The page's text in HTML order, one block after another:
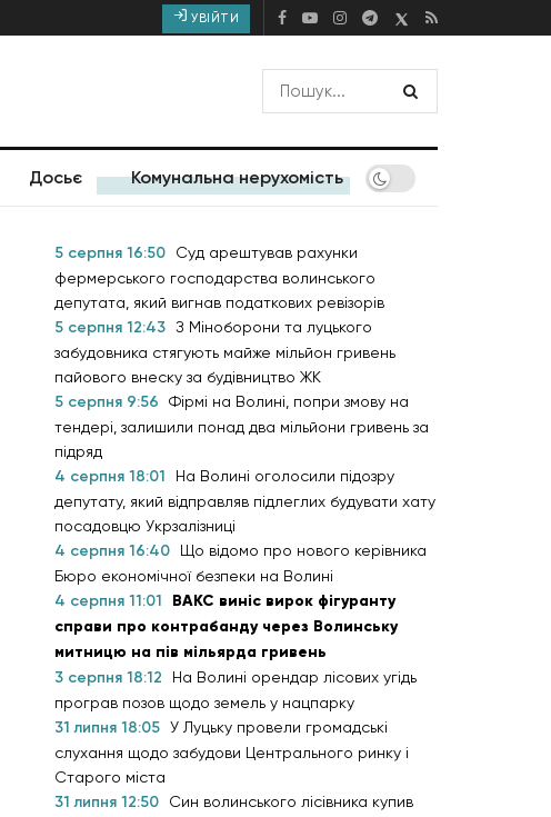
УВІЙТИ
Досьє Комунальна нерухомість
5 серпня 16:50
Суд арештував рахунки
фермерського господарства волинського
депутата, який вигнав податкових ревізорів
5 серпня 12:43 З Міноборони та луцького
забудовника стягують майже мільйон гривень
пайового внеску за будівництво ЖК
5 серпня 9:56
Фірмі на Волині, попри змову на
тендері, залишили понад два мільйони гривень за
підряд
4 серпня 18:01
На Волині оголосили підозру
депутату, який відправляв підлеглих будувати хату
посадовцю Укрзалізниці
4 серпня 16:40
Що відомо про нового керівника
Бюро економічної безпеки на Волині
4 серпня 11:01
ВАКС виніс вирок фігуранту
справи про контрабанду через Волинську
митницю на пів мільярда гривень
3 серпня 18:12
На Волині орендар лісових угідь
програв позов щодо земель у нацпарку
31 липня 18:05 У Луцьку провели громадські
слухання щодо забудови Центрального ринку і
Старого міста
31 липня 12:50
Син волинського лісівника купив